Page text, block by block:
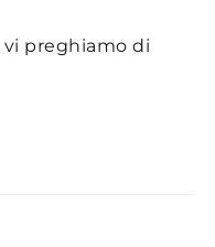
vi preghiamo di